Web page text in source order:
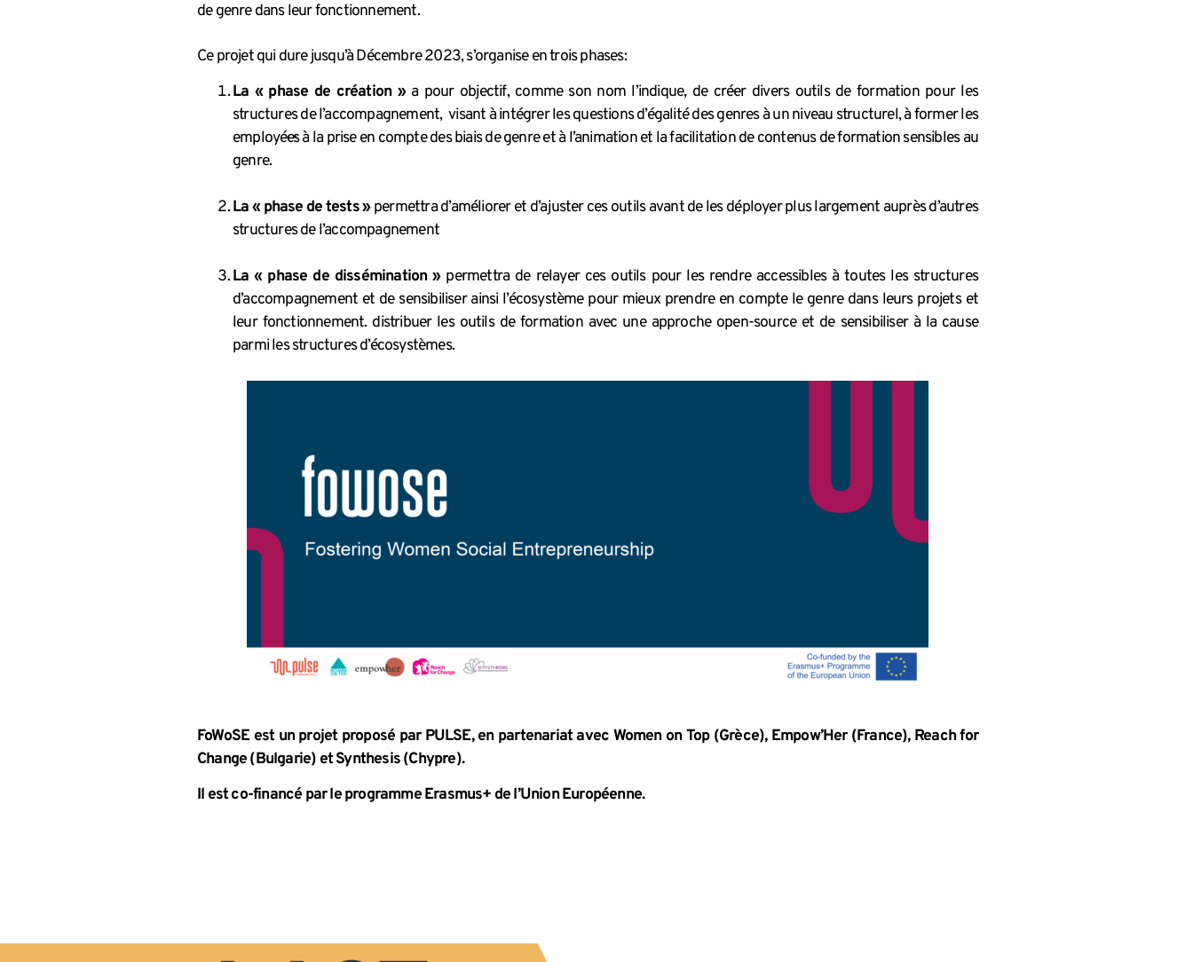
de genre dans leur fonctionnement.
Ce projet qui dure jusqu’à Décembre 2023, s’organise en trois phases:
La « phase de création »a pour objectif, comme son nom l’indique, de créer divers outils de formation pour les
structures de l’accompagnement, visant à intégrer les questions d’égalité des genres à un niveau structurel, à former les
employé·e·s à la prise en compte des biais de genre et à l’animation et la facilitation de contenus de formation sensibles au
genre.
La « phase de tests »permettra d’améliorer et d’ajuster ces outils avant de les déployer plus largement auprès d’autres
structures de l’accompagnement
La « phase de dissémination »permettra de relayer ces outils pour les rendre accessibles à toutes les structures
d’accompagnement et de sensibiliser ainsi l’écosystème pour mieux prendre en compte le genre dans leurs projets et
leur fonctionnement. distribuer les outils de formation avec une approche open-source et de sensibiliser à la cause
parmi les structures d’écosystèmes.
FoWoSE est un projet proposé par PULSE, en partenariat avec Women on Top (Grèce), Empow’Her (France), Reach for
Change (Bulgarie) et Synthesis (Chypre).
Il est co-financé par le programme Erasmus+ de l’Union Européenne.